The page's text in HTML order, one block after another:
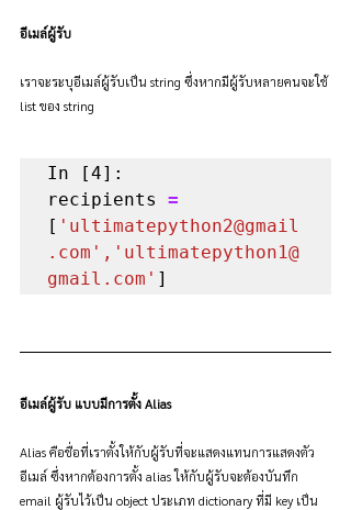
อีเมล์ผู้รับ
เราจะระบุอีเมล์ผู้รับเป็น string ซึ่งหากมีผู้รับหลายคนจะใช้
list ของ string
In [4]:
recipients =
[ 'ultimatepython2@gmail
.com','ultimatepython1@
gmail.com' ]
อีเมล์ผู้รับ แบบมีการตั้ง Alias
Alias คือชื่อที่เราตั้งให้กับผู้รับที่จะแสดงแทนการแสดงตัว
อีเมล์ ซึ่งหากต้องการตั้ง alias ให้กับผู้รับจะต้องบันทึก
email ผู้รับไว้เป็น object ประเภท dictionary ที่มี key เป็น